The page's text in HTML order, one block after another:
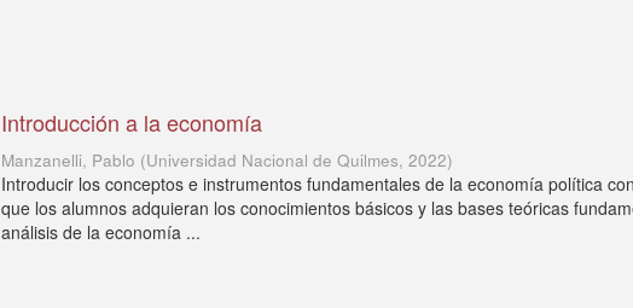
Introducción a la economía
Manzanelli, Pablo (Universidad Nacional de Quilmes,2022)
Introducir los conceptos e instrumentos fundamentales de la economía política
que los alumnos adquieran los conocimientos básicos y las bases teóricas
análisis de la economía ...